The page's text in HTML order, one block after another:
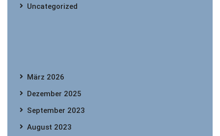
Uncategorized
März 2026
Dezember 2025
September 2023
August 2023